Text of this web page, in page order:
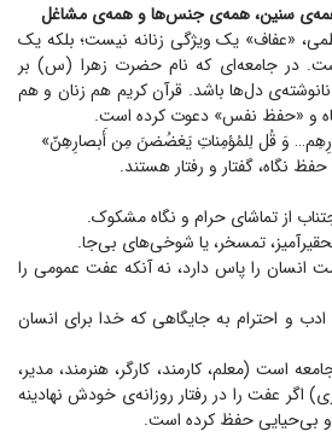
همه‌ی سنین، همه‌ی جنس‌ها و همه‌ی مشاغل
«عفاف» یک ویژگی زنانه نیست؛ بلکه یک
در جامعه‌ای که نام حضرت زهرا (س) بر
دل‌ها باشد. قرآن کریم هم زنان و هم
و «حفظ نفس» دعوت کرده است.
وَ قُل لِلمُؤمِناتِ یَغضُضنَ مِن أَبصارِهِنّ»
نگاه، گفتار و رفتار هستند.
از تماشای حرام و نگاه مشکوک.
تمسخر، یا شوخی‌های بی‌جا.
انسان را پاس دارد، نه آنکه عفت عمومی را
ادب و احترام به جایگاهی که خدا برای انسان
است (معلم، کارمند، کارگر، هنرمند، مدیر،
اگر عفت را در رفتار روزانه‌ی خودش نهادینه
و بی‌حیایی حفظ کرده است.